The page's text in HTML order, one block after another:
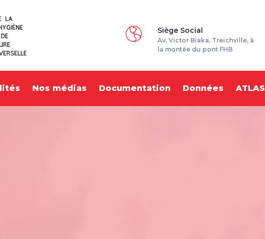
Siège Social
Av. Victor Biaka, Treichville, à
la montée du pont FHB
Nos médias Documentation Données ATLAS